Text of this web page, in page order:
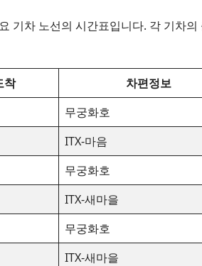
기차 노선의 시간표입니다. 각 기차
착 차편정보
무궁화호
ITX-마음
무궁화호
ITX-새마을
무궁화호
ITX-새마을